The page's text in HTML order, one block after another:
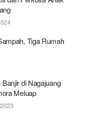
Tiga Rumah
di Nagajuang
Meluap